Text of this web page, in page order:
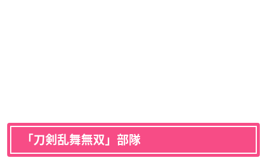
「刀剣乱舞無双」部隊